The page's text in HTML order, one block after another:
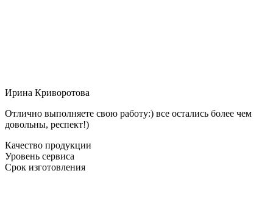
Ирина Криворотова
Отлично выполняете свою работу:) все остались более чем
довольны, респект!)
Качество продукции
Уровень сервиса
Срок изготовления